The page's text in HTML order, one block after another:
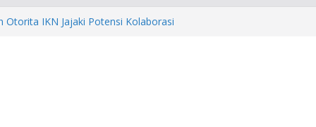
Otorita IKN Jajaki Potensi Kolaborasi
Tapak Suci, Ahmad Luthfi
Penguat Persatuan Bangsa
Award, Ahmad Luthfi Dinilai
untuk Jateng
Taj Yasin Minta Optimalkan